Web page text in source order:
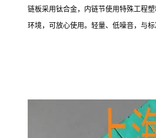
链板采用钛合金，内链节使用特殊工程
环境，可放心使用。轻量、低噪音，与